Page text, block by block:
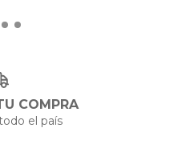
COMPRA
el país